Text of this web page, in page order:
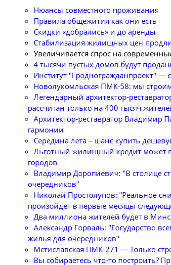
Нюансы совместного проживания
Правила общежития как они есть
Скидки «добрались» и до аренды
Стабилизация жилищных цен
Увеличивается спрос на
4 тысячи пустых домов будут
Институт "Гродногражданпроект" —
Новолукомльская ПМК-58: мы
Легендарный архитектор-
рассчитан только на 400 тысяч
Архитектор-реставратор Владимир
гармонии
Середина лета – шанс купить
Льготный жилищный кредит может
городов
Владимир Доропиевич: "В столице
очередников"
Николай Простолупов: "Реальное
произойдет в первые месяцы
Два миллиона жителей будет в
Александр Горваль: "Государство
жилья для очередников"
Мстиславская ПМК-271 — Только
Вы собираетесь что-то построить?